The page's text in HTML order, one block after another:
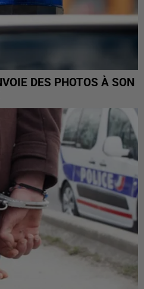
DES PHOTOS À SON